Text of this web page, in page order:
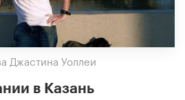
Джастина Уоллеи
в Казань